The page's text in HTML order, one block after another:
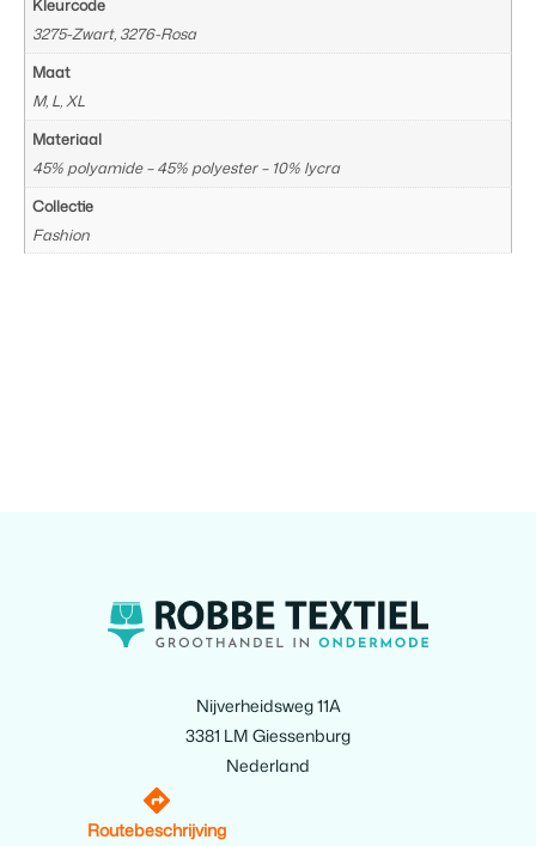
Kleurcode
3275-Zwart, 3276-Rosa
Maat
M, L, XL
Materiaal
45% polyamide – 45% polyester – 10% lycra
Collectie
Fashion
Nijverheidsweg 11A
3381 LM Giessenburg
Nederland
Routebeschrijving